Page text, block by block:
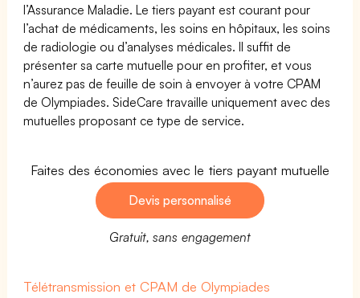
l’Assurance Maladie. Le tiers payant est courant pour
l’achat de médicaments, les soins en hôpitaux, les soins
de radiologie ou d’analyses médicales. Il suffit de
présenter sa carte mutuelle pour en profiter, et vous
n’aurez pas de feuille de soin à envoyer à votre CPAM
de Olympiades. SideCare travaille uniquement avec des
mutuelles proposant ce type de service.
Faites des économies avec le tiers payant mutuelle
Devis personnalisé
Gratuit, sans engagement
Télétransmission et CPAM de Olympiades